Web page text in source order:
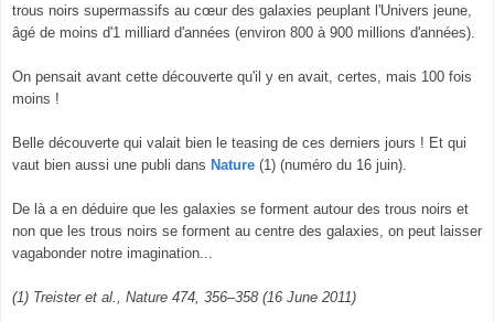
trous noirs supermassifs au cœur des galaxies peuplant l'Univers jeune,
âgé de moins d'1 milliard d'années (environ 800 à 900 millions d'années).
On pensait avant cette découverte qu'il y en avait, certes, mais 100 fois
moins !
Belle découverte qui valait bien le teasing de ces derniers jours ! Et qui
vaut bien aussi une publi dans Nature (1) (numéro du 16 juin).
De là a en déduire que les galaxies se forment autour des trous noirs et
non que les trous noirs se forment au centre des galaxies, on peut laisser
vagabonder notre imagination...
(1) Treister et al., Nature 474, 356–358 (16 June 2011)